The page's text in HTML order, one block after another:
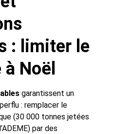
: limiter le
Noël
garantissent un
: remplacer le
(30 000 tonnes jetées
par des